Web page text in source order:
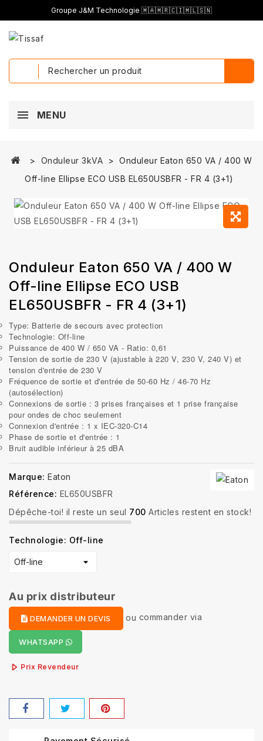
Groupe J&M Technologie 🇲🇦🇲🇷🇨🇮🇲🇱🇸🇳
MENU
Onduleur 3kVA
Onduleur Eaton 650 VA / 400 W
Off-line Ellipse ECO USB EL650USBFR - FR 4 (3+1)
Onduleur Eaton 650 VA / 400 W
Off-line Ellipse ECO USB
EL650USBFR - FR 4 (3+1)
Type: Batterie de secours avec protection
Technologie: Off-line
Puissance de 400 W / 650 VA - Ratio: 0,61
Tension de sortie de 230 V (ajustable à 220 V, 230 V, 240 V) et
tension d'entrée de 230 V
Fréquence de sortie et d'entrée de 50-60 Hz / 46-70 Hz
(autosélection)
Connexions de sortie : 3 prises françaises et 1 prise française
pour ondes de choc seulement
Connexion d'entrée : 1 x IEC-320-C14
Phase de sortie et d'entrée : 1
Bruit audible inférieur à 25 dBA
Marque: Eaton
Référence: EL650USBFR
Dépêche-toi! il reste un seul 700 Articles restent en stock!
Technologie: Off-line
Au prix distributeur
DEMANDER UN DEVIS ou commander via
WHATSAPP
Prix Revendeur